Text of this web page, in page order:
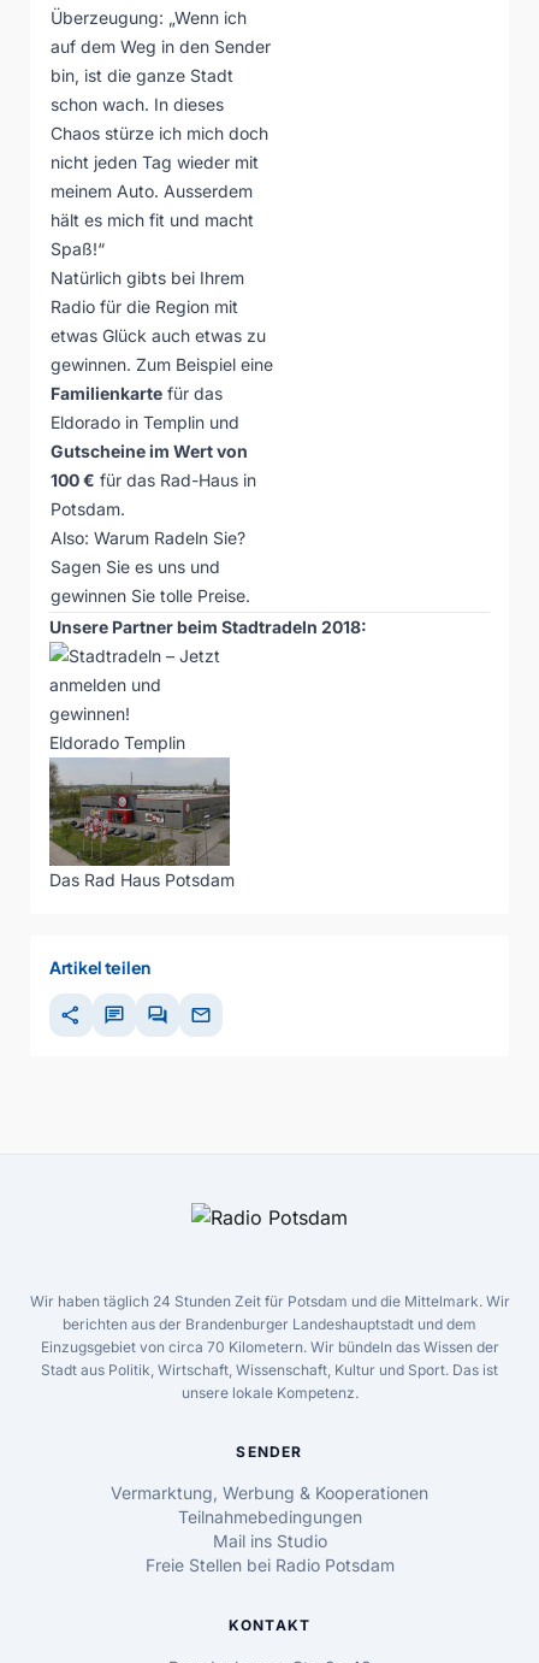
Überzeugung: „Wenn ich
auf dem Weg in den Sender
bin, ist die ganze Stadt
schon wach. In dieses
Chaos stürze ich mich doch
nicht jeden Tag wieder mit
meinem Auto. Ausserdem
hält es mich fit und macht
Spaß!“
Natürlich gibts bei Ihrem
Radio für die Region mit
etwas Glück auch etwas zu
gewinnen. Zum Beispiel eine
Familienkarte für das
Eldorado in Templin und
Gutscheine im Wert von
100 € für das Rad-Haus in
Potsdam.
Also: Warum Radeln Sie?
Sagen Sie es uns und
gewinnen Sie tolle Preise.
Unsere Partner beim Stadtradeln 2018:
Eldorado Templin
Das Rad Haus Potsdam
Artikel teilen
share chat forum mail
Wir haben täglich 24 Stunden Zeit für Potsdam und die Mittelmark. Wir
berichten aus der Brandenburger Landeshauptstadt und dem
Einzugsgebiet von circa 70 Kilometern. Wir bündeln das Wissen der
Stadt aus Politik, Wirtschaft, Wissenschaft, Kultur und Sport. Das ist
unsere lokale Kompetenz.
SENDER
Vermarktung, Werbung & Kooperationen
Teilnahmebedingungen
Mail ins Studio
Freie Stellen bei Radio Potsdam
KONTAKT